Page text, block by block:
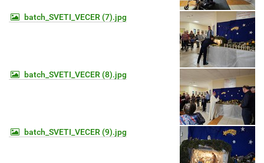
batch_SVETI_VECER (7).jpg
batch_SVETI_VECER (8).jpg
batch_SVETI_VECER (9).jpg